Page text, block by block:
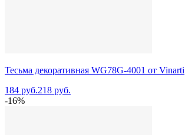
Тесьма декоративная WG78G-4001 от Vinarti
184 руб.218 руб.
-16%